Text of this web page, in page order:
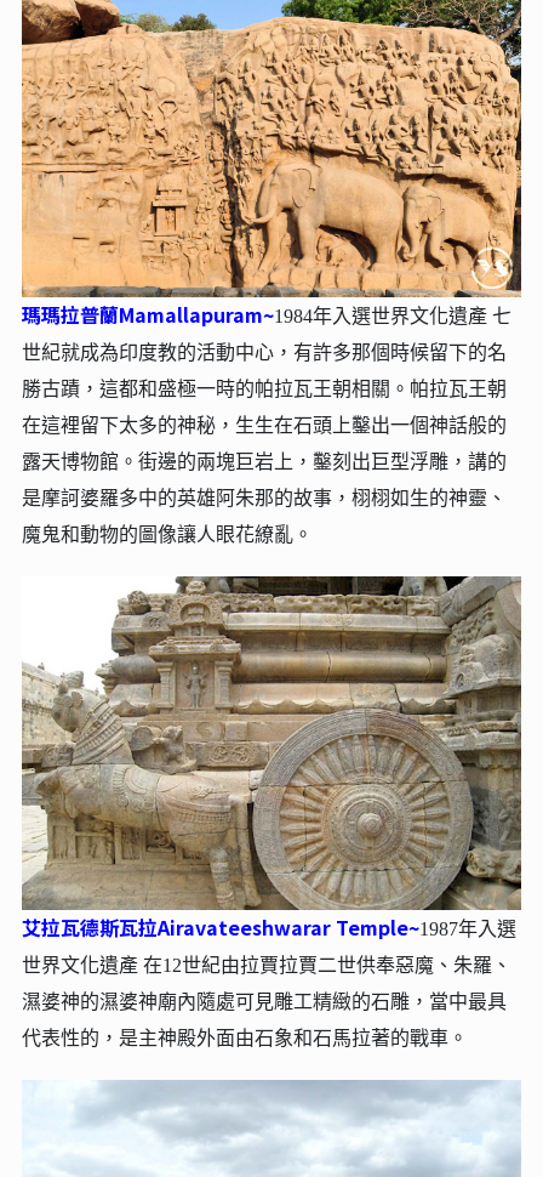
瑪瑪拉普蘭Mamallapuram~1984年入選世界文化遺產 七
世紀就成為印度教的活動中心，有許多那個時候留下的名
勝古蹟，這都和盛極一時的帕拉瓦王朝相關。帕拉瓦王朝
在這裡留下太多的神秘，生生在石頭上鑿出一個神話般的
露天博物館。街邊的兩塊巨岩上，鑿刻出巨型浮雕，講的
是摩訶婆羅多中的英雄阿朱那的故事，栩栩如生的神靈、
魔鬼和動物的圖像讓人眼花繚亂。
艾拉瓦德斯瓦拉Airavateeshwarar Temple~1987年入選
世界文化遺產 在12世紀由拉賈拉賈二世供奉惡魔、朱羅、
濕婆神的濕婆神廟內隨處可見雕工精緻的石雕，當中最具
代表性的，是主神殿外面由石象和石馬拉著的戰車。